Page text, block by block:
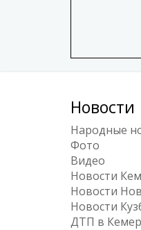
Новости
Народные
Фото
Видео
Новости
Новости
Новости
ДТП в